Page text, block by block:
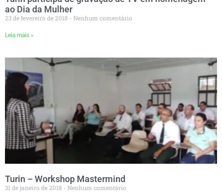
ao Dia da Mulher
23 de fevereiro de 2018 Nenhum comentário
Leia mais »
Turin – Workshop Mastermind
31 de janeiro de 2018 Nenhum comentário